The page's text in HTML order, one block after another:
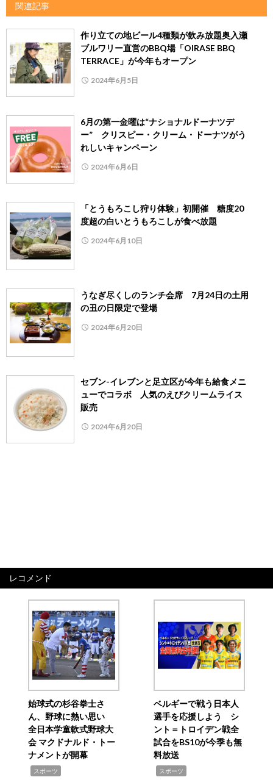
関連記事
作り立ての地ビール4種類が飲み放題奥入瀬
ブルワリー直営のBBQ場「OIRASE BBQ
TERRACE」が今年もオープン
2024年6月5日
6月の第一金曜は“ナショナルドーナツデ
ー” クリスピー・クリーム・ドーナツがう
れしいキャンペーン
2024年6月6日
「とうもろこし狩り体験」初開催 糖度20
度超の白いとうもろこしが食べ放題
2024年6月10日
うなぎ尽くしのランチ会席 7月24日の土用
の丑の日限定で登場
2024年6月20日
セブン-イレブンと足立区が今年も給食メニ
ューでコラボ 人気のえびクリームライス
販売
2024年6月20日
レコメンド
始球式の杉谷拳士さ
ん、野球に熱い思い
全日本学童軟式野球大
会 マクドナルド・トー
ナメントが開幕
スポーツ
ベルギーで戦う日本人
選手を応援しよう シ
ント＝トロイデン戦全
試合をBS10が今季も無
料放送
スポーツ